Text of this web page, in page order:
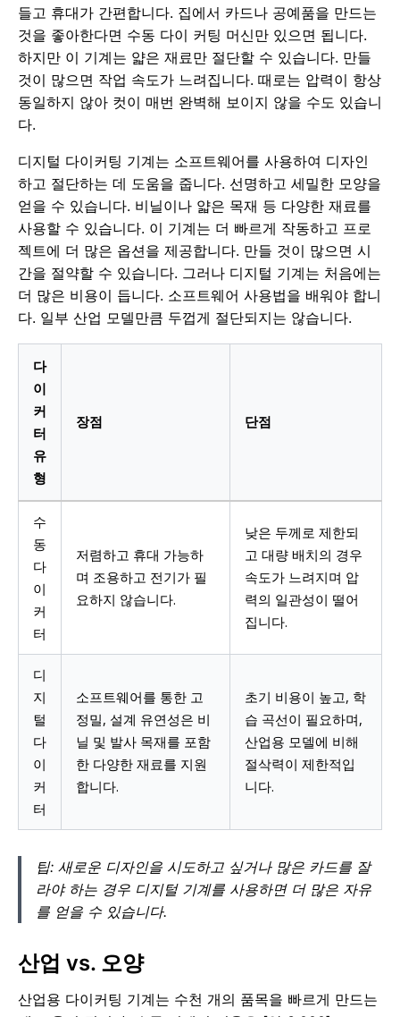
들고 휴대가 간편합니다. 집에서 카드나 공예품을 만드는
것을 좋아한다면 수동 다이 커팅 머신만 있으면 됩니다.
하지만 이 기계는 얇은 재료만 절단할 수 있습니다. 만들
것이 많으면 작업 속도가 느려집니다. 때로는 압력이 항상
동일하지 않아 컷이 매번 완벽해 보이지 않을 수도 있습니
다.
디지털 다이커팅 기계는 소프트웨어를 사용하여 디자인
하고 절단하는 데 도움을 줍니다. 선명하고 세밀한 모양을
얻을 수 있습니다. 비닐이나 얇은 목재 등 다양한 재료를
사용할 수 있습니다. 이 기계는 더 빠르게 작동하고 프로
젝트에 더 많은 옵션을 제공합니다. 만들 것이 많으면 시
간을 절약할 수 있습니다. 그러나 디지털 기계는 처음에는
더 많은 비용이 듭니다. 소프트웨어 사용법을 배워야 합니
다. 일부 산업 모델만큼 두껍게 절단되지는 않습니다.
다
이
커
터
유
형
장점 단점
수
동
다
이
커
터
저렴하고 휴대 가능하
며 조용하고 전기가 필
요하지 않습니다.
낮은 두께로 제한되
고 대량 배치의 경우
속도가 느려지며 압
력의 일관성이 떨어
집니다.
디
지
털
다
이
커
터
소프트웨어를 통한 고
정밀, 설계 유연성은 비
닐 및 발사 목재를 포함
한 다양한 재료를 지원
합니다.
초기 비용이 높고, 학
습 곡선이 필요하며,
산업용 모델에 비해
절삭력이 제한적입
니다.
팁: 새로운 디자인을 시도하고 싶거나 많은 카드를 잘
라야 하는 경우 디지털 기계를 사용하면 더 많은 자유
를 얻을 수 있습니다.
산업 vs. 오양
산업용 다이커팅 기계는 수천 개의 품목을 빠르게 만드는